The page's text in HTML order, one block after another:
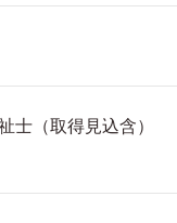
士（取得見込含）